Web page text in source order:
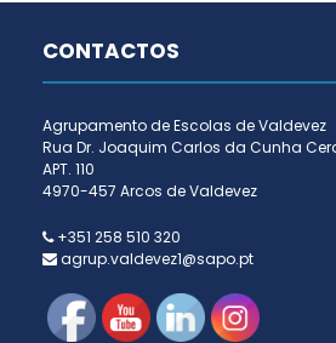
CONTACTOS
Agrupamento de Escolas de Valdevez
Rua Dr. Joaquim Carlos da Cunha
APT. 110
4970-457 Arcos de Valdevez
+351 258 510 320
agrup.valdevez1@sapo.pt